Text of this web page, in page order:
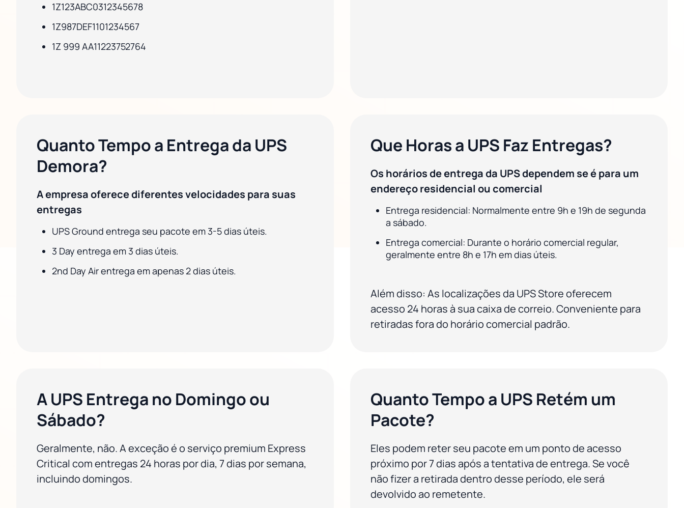
1Z123ABC0312345678
1Z987DEF1101234567
1Z 999 AA11223752764
Quanto Tempo a Entrega da UPS
Demora?
A empresa oferece diferentes velocidades para suas
entregas
UPS Ground entrega seu pacote em 3-5 dias úteis.
3 Day entrega em 3 dias úteis.
2nd Day Air entrega em apenas 2 dias úteis.
Que Horas a UPS Faz Entregas?
Os horários de entrega da UPS dependem se é para um
endereço residencial ou comercial
Entrega residencial: Normalmente entre 9h e 19h de segunda
a sábado.
Entrega comercial: Durante o horário comercial regular,
geralmente entre 8h e 17h em dias úteis.
Além disso: As localizações da UPS Store oferecem
acesso 24 horas à sua caixa de correio. Conveniente para
retiradas fora do horário comercial padrão.
A UPS Entrega no Domingo ou
Sábado?
Geralmente, não. A exceção é o serviço premium Express
Critical com entregas 24 horas por dia, 7 dias por semana,
incluindo domingos.
Quanto Tempo a UPS Retém um
Pacote?
Eles podem reter seu pacote em um ponto de acesso
próximo por 7 dias após a tentativa de entrega. Se você
não fizer a retirada dentro desse período, ele será
devolvido ao remetente.